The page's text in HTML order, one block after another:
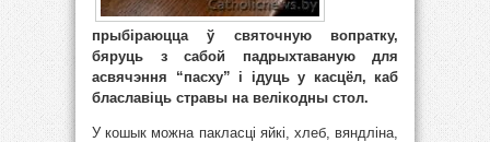
прыбіраюцца ў святочную вопратку,
бяруць з сабой падрыхтаваную для
асвячэння “пасху” і ідуць у касцёл, каб
блаславіць стравы на велікодны стол.
У кошык можна пакласці яйкі, хлеб, вяндліна,